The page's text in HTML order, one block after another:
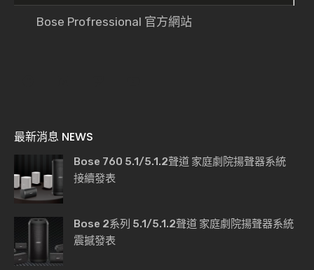
Bose Profressional 官方網站
最新消息 NEWS
Bose 760 5.1/5.1.2聲道 家庭劇院揚聲器系統
接續發表
Bose 2系列 5.1/5.1.2聲道 家庭劇院揚聲器系統
震撼發表